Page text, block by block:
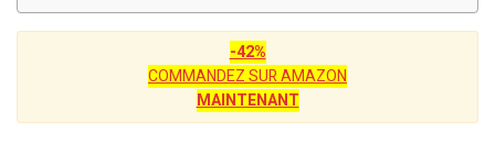
-42%
COMMANDEZ SUR AMAZON
MAINTENANT